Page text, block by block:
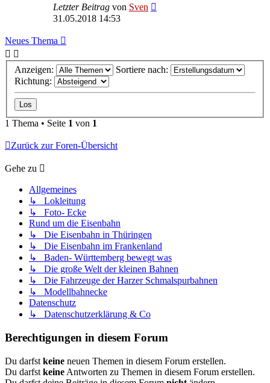
Letzter Beitrag von Sven
31.05.2018 14:53
Neues Thema
Anzeigen:
Sortiere nach:
Richtung:
1 Thema • Seite 1 von 1
Zurück zur Foren-Übersicht
Gehe zu
Allgemeines
↳ Lokleitung
↳ Foto- Ecke
Rund um die Eisenbahn
↳ Die Eisenbahn in Thüringen
↳ Die Eisenbahn im Frankenland
↳ Baden- Württemberg bewegt was
↳ Die große Welt der kleinen Bahnen
↳ Die Fahrzeuge der Harzer Schmalspurbahnen
↳ Modellbahnecke
Datenschutz
↳ Datenschutzerklärung & Co
Berechtigungen in diesem Forum
Du darfst keine neuen Themen in diesem Forum erstellen.
Du darfst keine Antworten zu Themen in diesem Forum erstellen.